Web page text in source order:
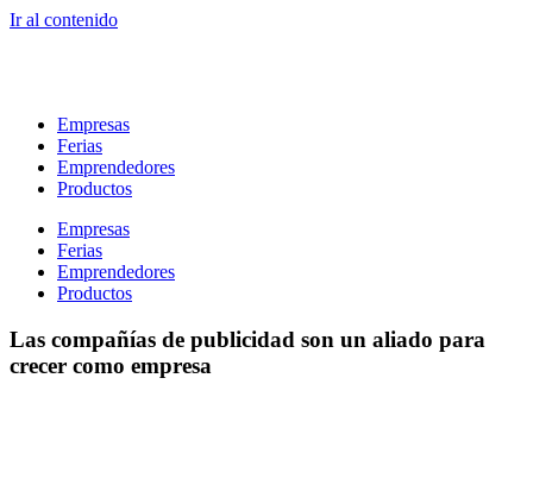
Ir al contenido
Empresas
Ferias
Emprendedores
Productos
Empresas
Ferias
Emprendedores
Productos
Las compañías de publicidad son un aliado para
crecer como empresa